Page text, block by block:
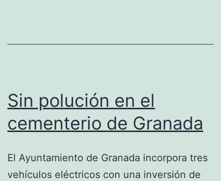
Sin polución en el
cementerio de Granada
El Ayuntamiento de Granada incorpora tres
vehículos eléctricos con una inversión de